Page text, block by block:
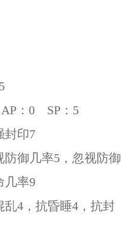
：0 SP：5
印7
御几率5，忽视防御
几率9
4，抗昏睡4，抗封